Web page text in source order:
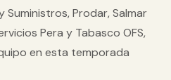
Suministros,Prodar,Salmar
Pera y Tabasco OFS,
en esta temporada